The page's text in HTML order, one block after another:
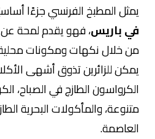
يمثل المطبخ الفرنسي جزءًا
في باريس، فهو يقدم لمحة عن
من خلال نكهات ومكونات محلية
يمكن للزائرين تذوق أشهى
الكرواسون الطازج في الصباح،
متنوعة، والمأكولات البحرية
العاصمة.